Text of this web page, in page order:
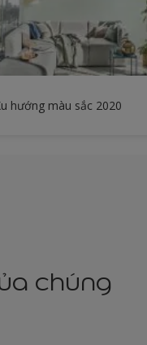
hướng màu sắc 2020
chúng